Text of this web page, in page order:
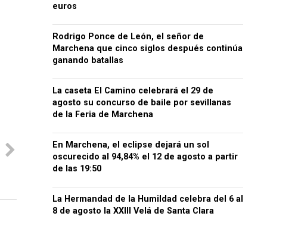
euros
Rodrigo Ponce de León, el señor de
Marchena que cinco siglos después continúa
ganando batallas
La caseta El Camino celebrará el 29 de
agosto su concurso de baile por sevillanas
de la Feria de Marchena
En Marchena, el eclipse dejará un sol
oscurecido al 94,84% el 12 de agosto a partir
de las 19:50
La Hermandad de la Humildad celebra del 6 al
8 de agosto la XXIII Velá de Santa Clara